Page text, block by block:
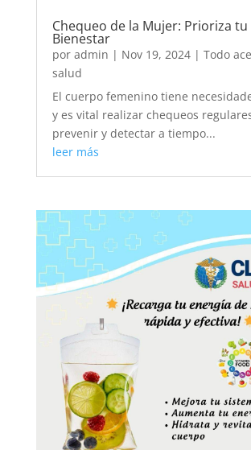
Chequeo de la Mujer: Prioriza tu
Bienestar
por admin | Nov 19, 2024| Todo
salud
El cuerpo femenino tiene
y es vital realizar chequeos
prevenir y detectar a tiempo...
leer más